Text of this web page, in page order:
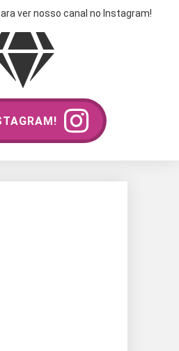
ver nosso canal no Instagram!